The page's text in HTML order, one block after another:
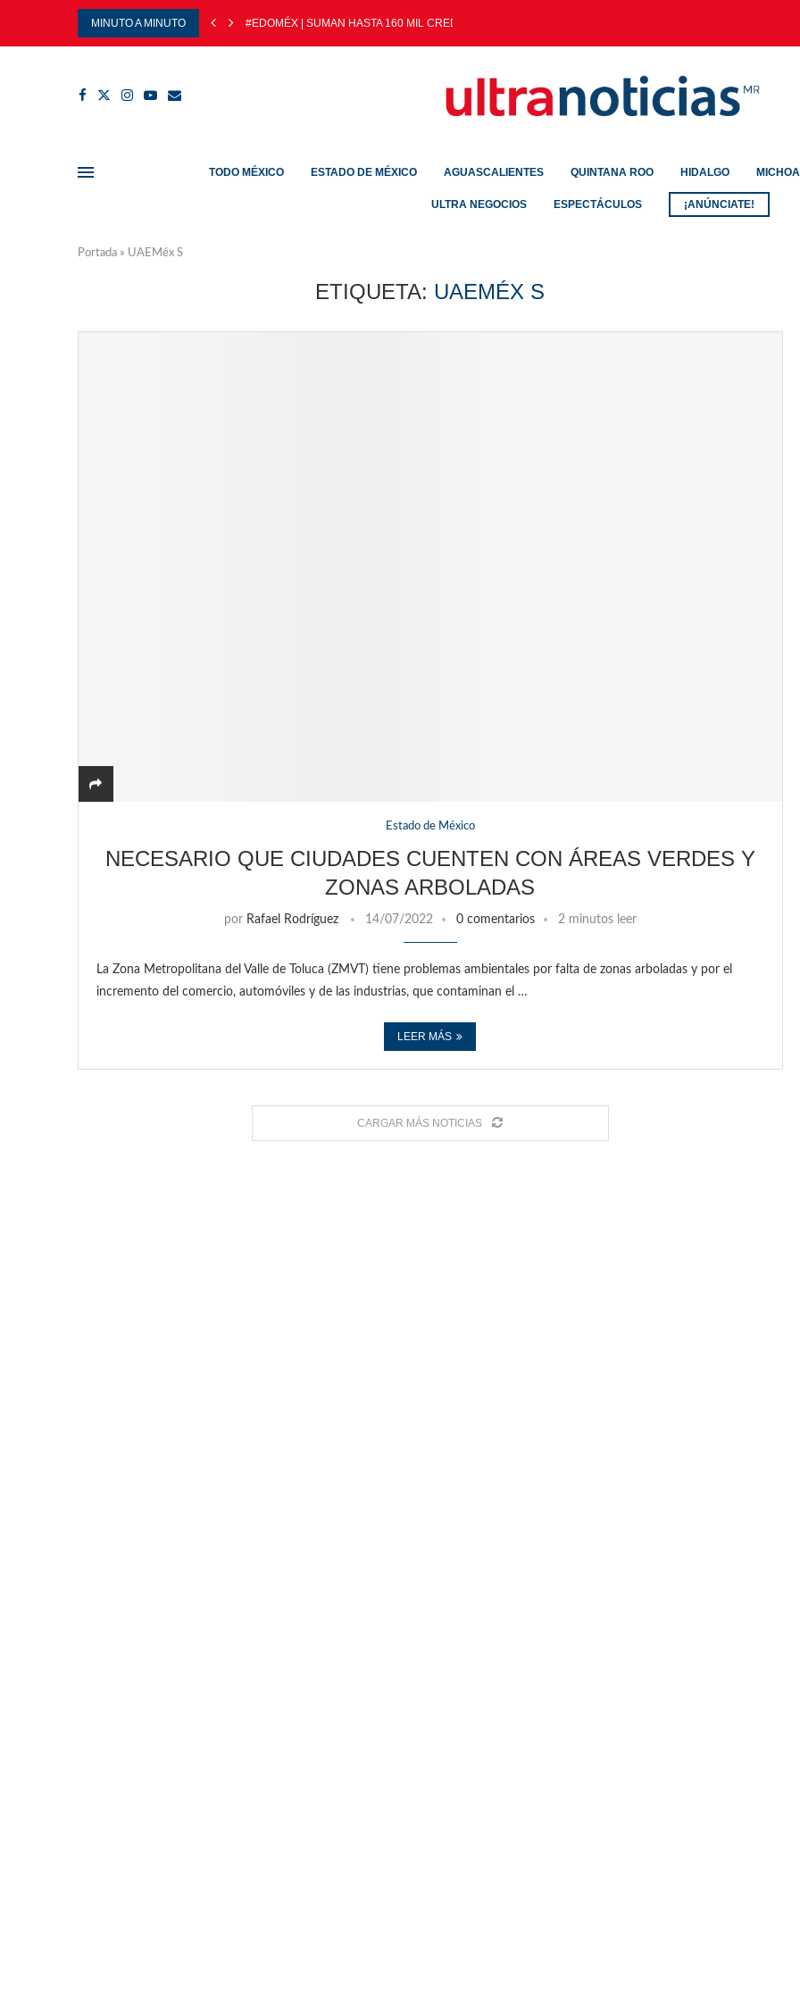
MINUTO A MINUTO #EDOMÉX | SUMAN HASTA 160 MIL CREDENCIALES EXPEDIDAS...
TODO MÉXICO ESTADO DE MÉXICO AGUASCALIENTES QUINTANA ROO HIDALGO
ULTRA NEGOCIOS ESPECTÁCULOS ¡ANÚNCIATE!
Portada » UAEMéx S
ETIQUETA: UAEMÉX S
Estado de México
NECESARIO QUE CIUDADES CUENTEN CON ÁREAS VERDES Y
ZONAS ARBOLADAS
por Rafael Rodríguez 14/07/2022 0 comentarios 2 minutos leer
La Zona Metropolitana del Valle de Toluca (ZMVT) tiene problemas ambientales por falta de zonas arboladas y por el
incremento del comercio, automóviles y de las industrias, que contaminan el …
LEER MÁS
CARGAR MÁS NOTICIAS